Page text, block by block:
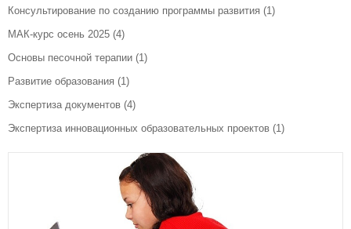
Консультирование по созданию программы развития (1)
МАК-курс осень 2025 (4)
Основы песочной терапии (1)
Развитие образования (1)
Экспертиза документов (4)
Экспертиза инновационных образовательных проектов (1)